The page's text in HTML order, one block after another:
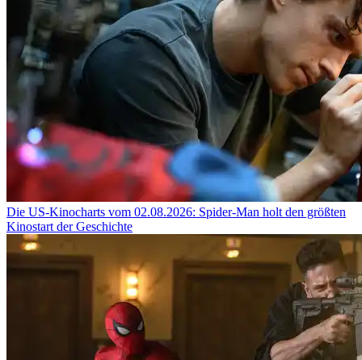
Die US-Kinocharts vom 02.08.2026: Spider-Man holt den größten
Kinostart der Geschichte